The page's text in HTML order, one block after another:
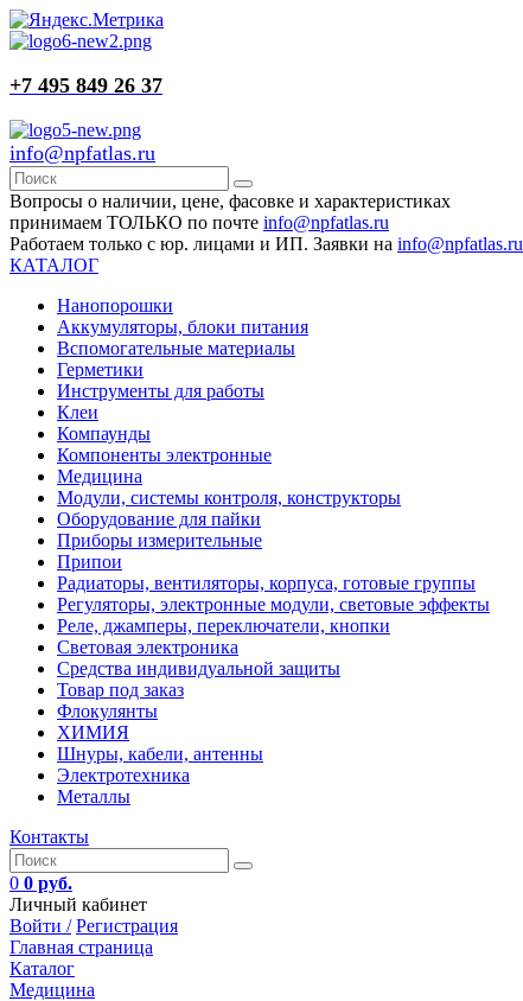
+7 495 849 26 37
info@npfatlas.ru
Вопросы о наличии, цене, фасовке и характеристиках
принимаем ТОЛЬКО по почте info@npfatlas.ru
Работаем только с юр. лицами и ИП. Заявки на info@npfatlas.ru
КАТАЛОГ
Нанопорошки
Аккумуляторы, блоки питания
Вспомогательные материалы
Герметики
Инструменты для работы
Клеи
Компаунды
Компоненты электронные
Медицина
Модули, системы контроля, конструкторы
Оборудование для пайки
Приборы измерительные
Припои
Радиаторы, вентиляторы, корпуса, готовые группы
Регуляторы, электронные модули, световые эффекты
Реле, джамперы, переключатели, кнопки
Световая электроника
Средства индивидуальной защиты
Товар под заказ
Флокулянты
ХИМИЯ
Шнуры, кабели, антенны
Электротехника
Металлы
Контакты
0 0 руб.
Личный кабинет
Войти / Регистрация
Главная страница
Каталог
Медицина